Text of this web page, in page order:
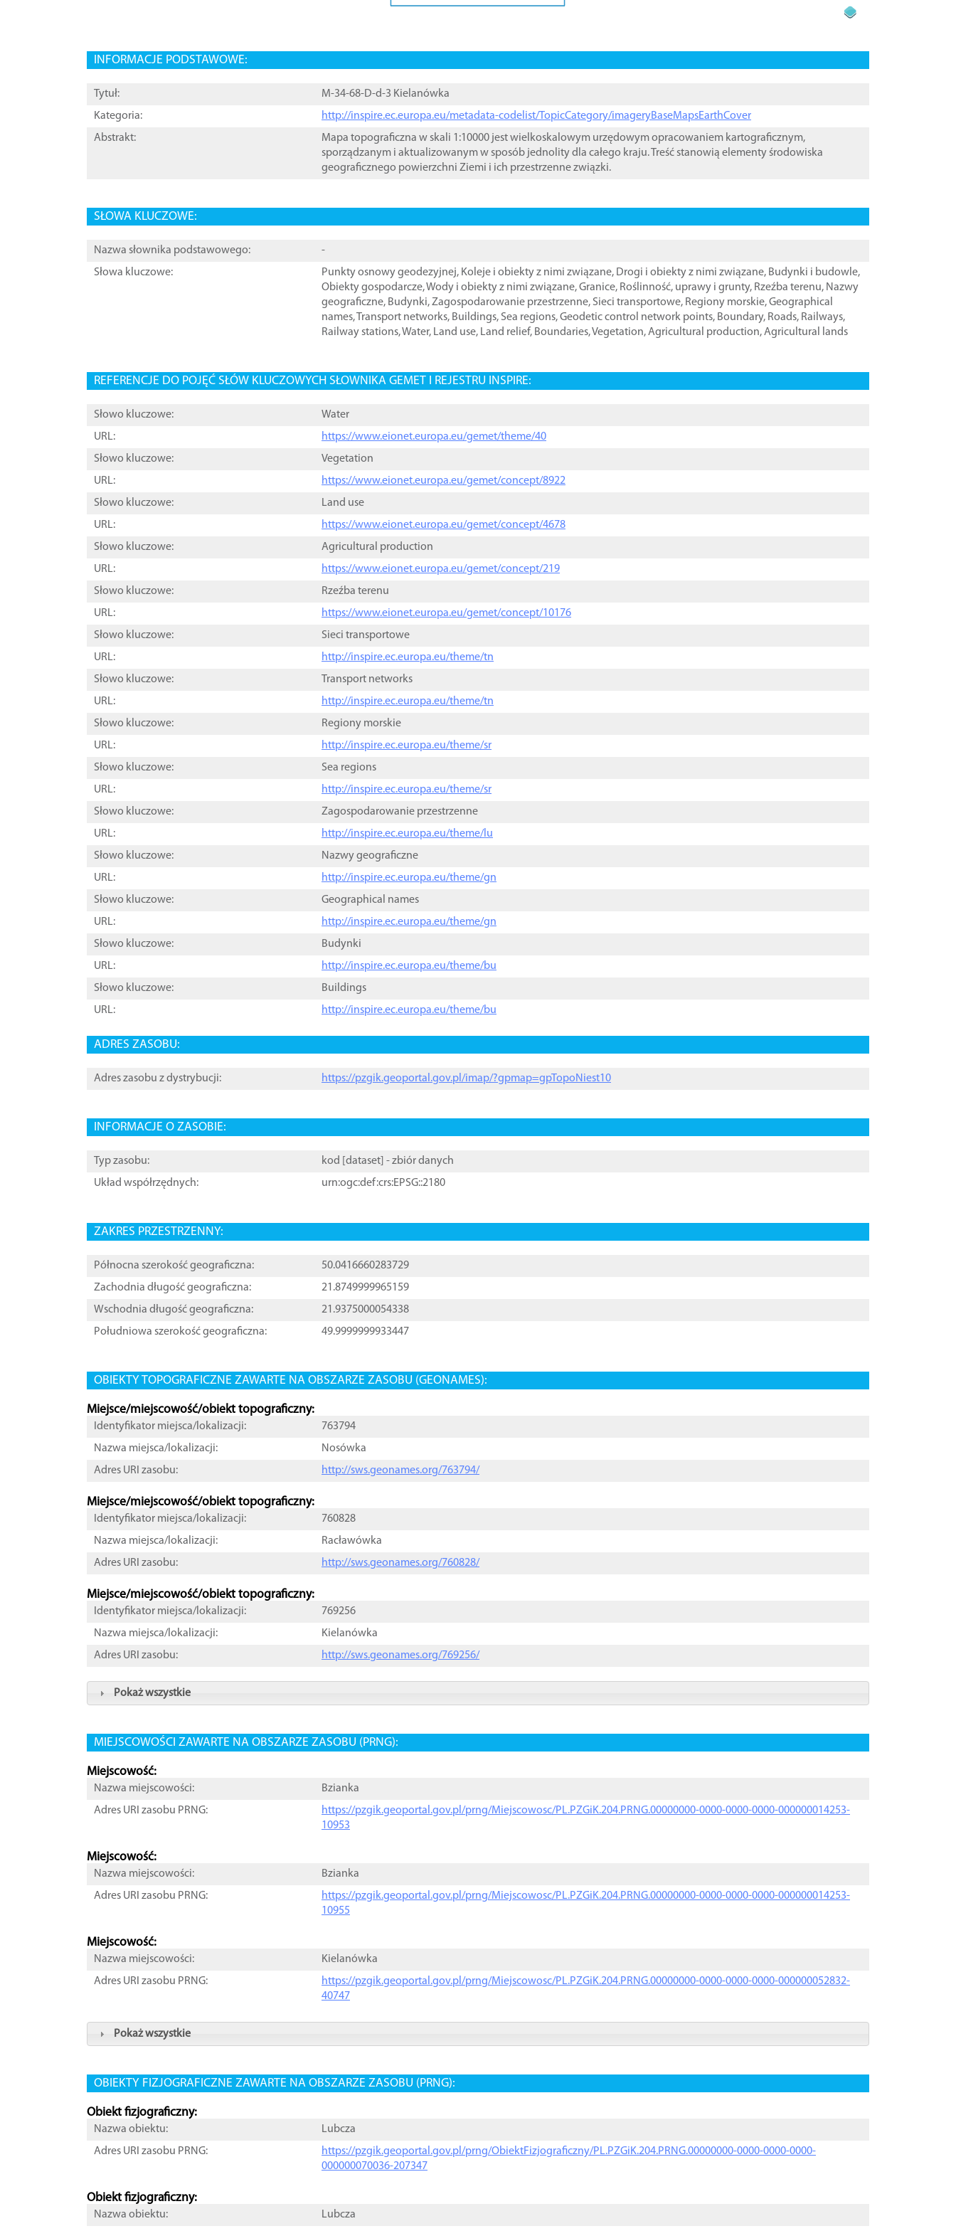
INFORMACJE PODSTAWOWE:
Tytuł:
M-34-68-D-d-3 Kielanówka
Kategoria:
http://inspire.ec.europa.eu/metadata-codelist/TopicCategory/imageryBaseMapsEarthCover
Abstrakt:
Mapa topograficzna w skali 1:10000 jest wielkoskalowym urzędowym opracowaniem kartograficznym,
sporządzanym i aktualizowanym w sposób jednolity dla całego kraju. Treść stanowią elementy środowiska
geograficznego powierzchni Ziemi i ich przestrzenne związki.
SŁOWA KLUCZOWE:
Nazwa słownika podstawowego:
-
Słowa kluczowe:
Punkty osnowy geodezyjnej, Koleje i obiekty z nimi związane, Drogi i obiekty z nimi związane, Budynki i budowle,
Obiekty gospodarcze,Wody i obiekty z nimi związane,Granice, Roślinność, uprawy i grunty, Rzeźba terenu, Nazwy
geograficzne, Budynki,Zagospodarowanie przestrzenne, Sieci transportowe, Regiony morskie,Geographical
names,Transport networks, Buildings, Sea regions,Geodetic control network points, Boundary, Roads, Railways,
Railway stations,Water, Land use, Land relief, Boundaries,Vegetation,Agricultural production,Agricultural lands
REFERENCJE DO POJĘĆ SŁÓW KLUCZOWYCH SŁOWNIKA GEMET I REJESTRU INSPIRE:
Słowo kluczowe:
Water
URL:
https://www.eionet.europa.eu/gemet/theme/40
Słowo kluczowe:
Vegetation
URL:
https://www.eionet.europa.eu/gemet/concept/8922
Słowo kluczowe:
Land use
URL:
https://www.eionet.europa.eu/gemet/concept/4678
Słowo kluczowe:
Agricultural production
URL:
https://www.eionet.europa.eu/gemet/concept/219
Słowo kluczowe:
Rzeźba terenu
URL:
https://www.eionet.europa.eu/gemet/concept/10176
Słowo kluczowe:
Sieci transportowe
URL:
http://inspire.ec.europa.eu/theme/tn
Słowo kluczowe:
Transport networks
URL:
http://inspire.ec.europa.eu/theme/tn
Słowo kluczowe:
Regiony morskie
URL:
http://inspire.ec.europa.eu/theme/sr
Słowo kluczowe:
Sea regions
URL:
http://inspire.ec.europa.eu/theme/sr
Słowo kluczowe:
Zagospodarowanie przestrzenne
URL:
http://inspire.ec.europa.eu/theme/lu
Słowo kluczowe:
Nazwy geograficzne
URL:
http://inspire.ec.europa.eu/theme/gn
Słowo kluczowe:
Geographical names
URL:
http://inspire.ec.europa.eu/theme/gn
Słowo kluczowe:
Budynki
URL:
http://inspire.ec.europa.eu/theme/bu
Słowo kluczowe:
Buildings
URL:
http://inspire.ec.europa.eu/theme/bu
ADRES ZASOBU:
Adres zasobu z dystrybucji: https://pzgik.geoportal.gov.pl/imap/?gpmap=gpTopoNiest10
INFORMACJE O ZASOBIE:
Typ zasobu: kod [ dataset ] - zbiór danych
Układ współrzędnych:
urn:ogc:def:crs:EPSG::2180
ZAKRES PRZESTRZENNY:
Północna szerokość geograficzna:
50.0416660283729
Zachodnia długość geograficzna:
21.8749999965159
Wschodnia długość geograficzna:
21.9375000054338
Południowa szerokość geograficzna:
49.9999999933447
OBIEKTY TOPOGRAFICZNE ZAWARTE NA OBSZARZE ZASOBU (GEONAMES):
Miejsce/miejscowość/obiekt topograficzny:
Identyfikator miejsca/lokalizacji:
763794
Nazwa miejsca/lokalizacji:
Nosówka
Adres URI zasobu:
http://sws.geonames.org/763794/
Miejsce/miejscowość/obiekt topograficzny:
Identyfikator miejsca/lokalizacji:
760828
Nazwa miejsca/lokalizacji:
Racławówka
Adres URI zasobu:
http://sws.geonames.org/760828/
Miejsce/miejscowość/obiekt topograficzny:
Identyfikator miejsca/lokalizacji:
769256
Nazwa miejsca/lokalizacji:
Kielanówka
Adres URI zasobu:
http://sws.geonames.org/769256/
Pokaż wszystkie
MIEJSCOWOŚCI ZAWARTE NA OBSZARZE ZASOBU (PRNG):
Miejscowość:
Nazwa miejscowości:
Bzianka
Adres URI zasobu PRNG:
https://pzgik.geoportal.gov.pl/prng/Miejscowosc/PL.PZGiK.204.PRNG.00000000-0000-0000-0000-000000014253-
10953
Miejscowość:
Nazwa miejscowości:
Bzianka
Adres URI zasobu PRNG:
https://pzgik.geoportal.gov.pl/prng/Miejscowosc/PL.PZGiK.204.PRNG.00000000-0000-0000-0000-000000014253-
10955
Miejscowość:
Nazwa miejscowości:
Kielanówka
Adres URI zasobu PRNG:
https://pzgik.geoportal.gov.pl/prng/Miejscowosc/PL.PZGiK.204.PRNG.00000000-0000-0000-0000-000000052832-
40747
Pokaż wszystkie
OBIEKTY FIZJOGRAFICZNE ZAWARTE NA OBSZARZE ZASOBU (PRNG):
Obiekt fizjograficzny:
Nazwa obiektu:
Lubcza
Adres URI zasobu PRNG:
https://pzgik.geoportal.gov.pl/prng/ObiektFizjograficzny/PL.PZGiK.204.PRNG.00000000-0000-0000-0000-
000000070036-207347
Obiekt fizjograficzny:
Nazwa obiektu: Lubcza